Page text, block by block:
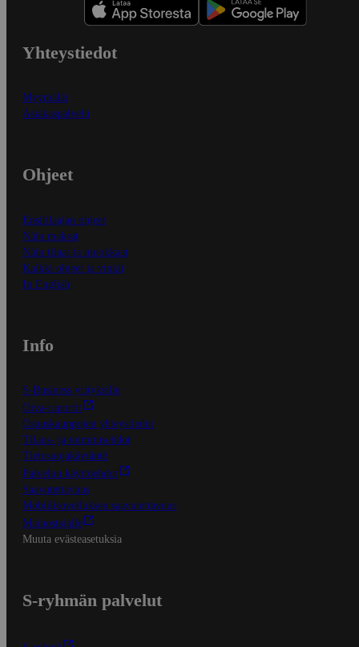
Yhteystiedot
Myymälät
Asiakaspalvelu
Ohjeet
Ensitilaajan ohjeet
Näin maksat
Näin tilaat ja muokkaat
Kaikki ohjeet ja vinkit
In English
Info
S-Business yrityksille
Oiva-raportit
Osuuskauppojen yhteystiedot
Tilaus- ja toimitusehdot
Tietosuojakäytäntö
Palvelun käyttöehdot
Saavutettavuus
Mobiilisovelluksen saavutettavuus
Mainostajalle
Muuta evästeasetuksia
S-ryhmän palvelut